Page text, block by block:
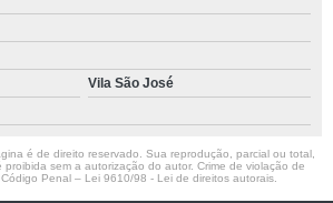
Vila São José
é de direito reservado. Sua reprodução, parcial ou total,
proibida sem a autorização do autor. Crime de violação de
Penal – Lei 9610/98 - Lei de direitos autorais